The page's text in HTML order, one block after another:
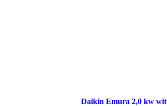
Daikin Emura 2,0 kw wit